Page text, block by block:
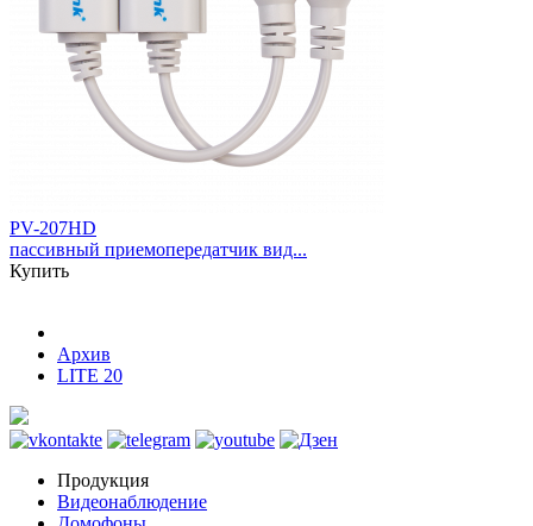
PV-207HD
пассивный приемопередатчик вид...
Купить
Архив
LITE 20
Продукция
Видеонаблюдение